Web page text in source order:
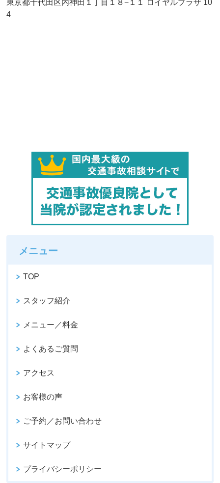
東京都千代田区内神田１丁目１８−１１ ロイヤルプラザ 10
4
メニュー
TOP
スタッフ紹介
メニュー／料金
よくあるご質問
アクセス
お客様の声
ご予約／お問い合わせ
サイトマップ
プライバシーポリシー